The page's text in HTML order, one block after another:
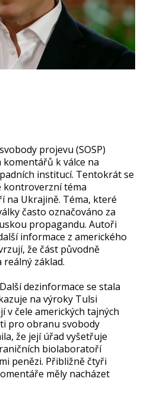
projevu (SOSP)
k válce na
institucí. Tentokrát se
kontroverzní téma
na Ukrajině. Téma, které
často označováno za
propagandu. Autoři
informace z amerického
že část původně
základ.
dezinformace se stala
na výroky Tulsi
v čele amerických tajných
pro obranu svobody
že její úřad vyšetřuje
biolaboratoří
penězi. Přibližně čtyři
měly nacházet